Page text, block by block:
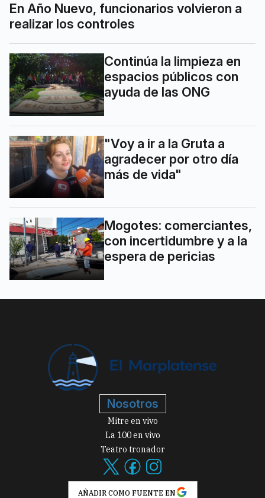
En Año Nuevo, funcionarios volvieron a
realizar los controles
Continúa la limpieza en
espacios públicos con
ayuda de las ONG
"Voy a ir a la Gruta a
agradecer por otro día
más de vida"
Mogotes: comerciantes,
con incertidumbre y a la
espera de pericias
Nosotros
Mitre en vivo
La 100 en vivo
Teatro tronador
AÑADIR COMO FUENTE EN